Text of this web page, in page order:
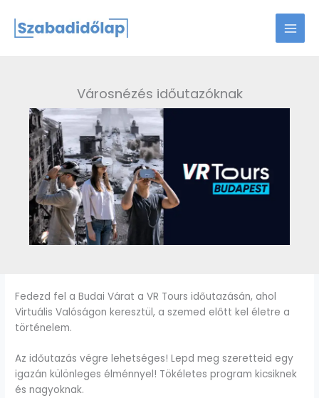
content
Városnézés időutazóknak
Fedezd fel a Budai Várat a VR Tours időutazásán, ahol
Virtuális Valóságon keresztül, a szemed előtt kel életre a
történelem.
Az időutazás végre lehetséges! Lepd meg szeretteid egy
igazán különleges élménnyel! Tökéletes program kicsiknek
és nagyoknak.